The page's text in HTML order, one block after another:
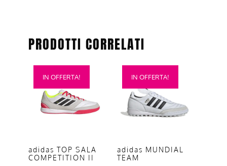
PRODOTTI CORRELATI
IN OFFERTA!
adidas TOP SALA
COMPETITION II
Questo
prodotto
opzioni
possono
IN OFFERTA!
adidas MUNDIAL
TEAM
Questo
prodotto
più
varianti.
opzioni
possono